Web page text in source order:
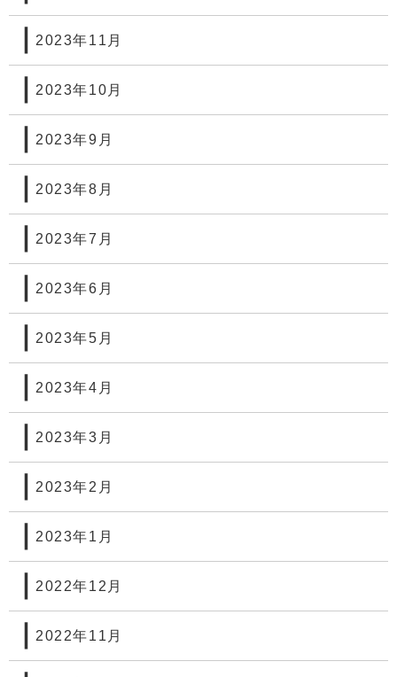
2023年11月
2023年10月
2023年9月
2023年8月
2023年7月
2023年6月
2023年5月
2023年4月
2023年3月
2023年2月
2023年1月
2022年12月
2022年11月